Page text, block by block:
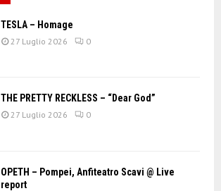
TESLA – Homage
27 Luglio 2026 0
THE PRETTY RECKLESS – “Dear God”
27 Luglio 2026 0
OPETH – Pompei, Anfiteatro Scavi @ Live
report